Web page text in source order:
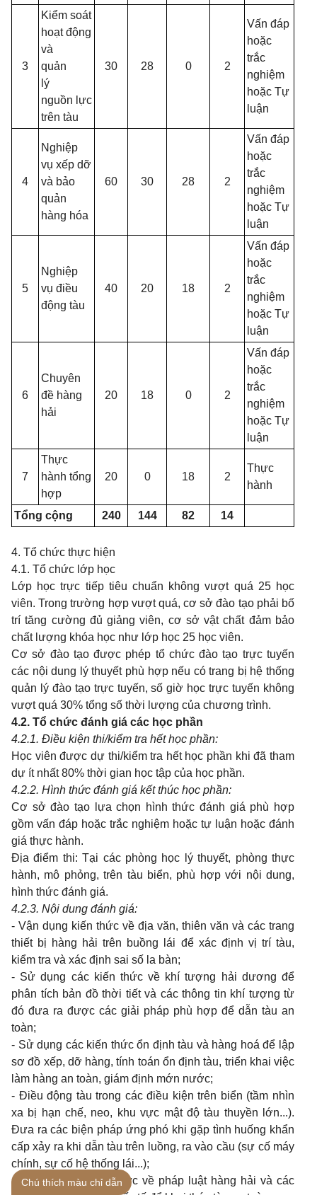
3
Kiểm soát
hoạt động
và
quản
lý
nguồn lực
trên tàu
30 28 0 2
Vấn đáp
hoặc
trắc
nghiệm
hoặc Tự
luận
4
Nghiệp
vụ xếp dỡ
và bảo
quản
hàng hóa
60 30 28 2
Vấn đáp
hoặc
trắc
nghiệm
hoặc Tự
luận
5
Nghiệp
vụ điều
động tàu
40 20 18 2
Vấn đáp
hoặc
trắc
nghiệm
hoặc Tự
luận
6
Chuyên
đề hàng
hải
20 18 0 2
Vấn đáp
hoặc
trắc
nghiệm
hoặc Tự
luận
7
Thực
hành tổng
hợp
20 0 18 2
Thực
hành
Tổng cộng 240 144 82 14
4. Tổ chức thực hiện
4.1. Tổ chức lớp học
Lớp học trực tiếp tiêu chuẩn không vượt quá 25 học
viên. Trong trường hợp vượt quá, cơ sở đào tạo phải bố
trí tăng cường đủ giảng viên, cơ sở vật chất đảm bảo
chất lượng khóa học như lớp học 25 học viên.
Cơ sở đào tạo được phép tổ chức đào tạo trực tuyến
các nội dung lý thuyết phù hợp nếu có trang bị hệ thống
quản lý đào tạo trực tuyến, số giờ học trực tuyến không
vượt quá 30% tổng số thời lượng của chương trình.
4.2. Tổ chức đánh giá các học phần
4.2.1. Điều kiện thi/kiểm tra hết học phần:
Học viên được dự thi/kiểm tra hết học phần khi đã tham
dự ít nhất 80% thời gian học tập của học phần.
4.2.2. Hình thức đánh giá kết thúc học phần:
Cơ sở đào tạo lựa chọn hình thức đánh giá phù hợp
gồm vấn đáp hoặc trắc nghiệm hoặc tự luận hoặc đánh
giá thực hành.
Địa điểm thi: Tại các phòng học lý thuyết, phòng thực
hành, mô phỏng, trên tàu biển, phù hợp với nội dung,
hình thức đánh giá.
4.2.3. Nội dung đánh giá:
- Vận dụng kiến thức về địa văn, thiên văn và các trang
thiết bị hàng hải trên buồng lái để xác định vị trí tàu,
kiểm tra và xác định sai số la bàn;
- Sử dụng các kiến thức về khí tượng hải dương để
phân tích bản đồ thời tiết và các thông tin khí tượng từ
đó đưa ra được các giải pháp phù hợp để dẫn tàu an
toàn;
- Sử dụng các kiến thức ổn định tàu và hàng hoá để lập
sơ đồ xếp, dỡ hàng, tính toán ổn định tàu, triển khai việc
làm hàng an toàn, giám định mớn nước;
- Điều động tàu trong các điều kiện trên biển (tầm nhìn
xa bị hạn chế, neo, khu vực mật độ tàu thuyền lớn...).
Đưa ra các biện pháp ứng phó khi gặp tình huống khẩn
cấp xảy ra khi dẫn tàu trên luồng, ra vào cầu (sự cố máy
chính, sự cố hệ thống lái...);
- Vận dụng tốt kiến thức về pháp luật hàng hải và các
Chú thích màu chỉ dẫn